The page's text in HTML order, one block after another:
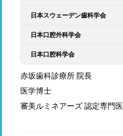
日本スウェーデン歯科学会
日本口腔外科学会
日本口腔科学会
赤坂歯科診療所 院長
医学博士
審美ルミネアーズ 認定専門医